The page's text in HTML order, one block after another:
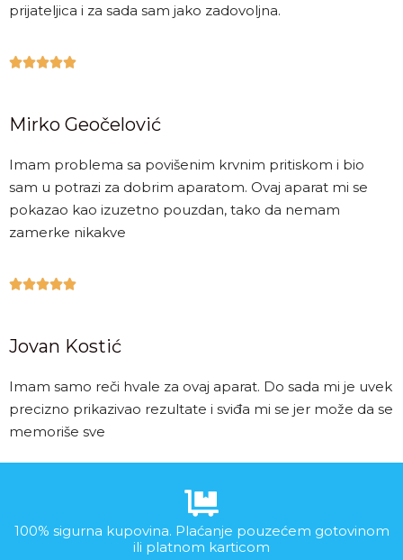
prijateljica i za sada sam jako zadovoljna.

Mirko Geočelović
Imam problema sa povišenim krvnim pritiskom i bio
sam u potrazi za dobrim aparatom. Ovaj aparat mi se
pokazao kao izuzetno pouzdan, tako da nemam
zamerke nikakve

Jovan Kostić
Imam samo reči hvale za ovaj aparat. Do sada mi je uvek
precizno prikazivao rezultate i sviđa mi se jer može da se
memoriše sve
100% sigurna kupovina. Plaćanje pouzećem gotovinom
ili platnom karticom